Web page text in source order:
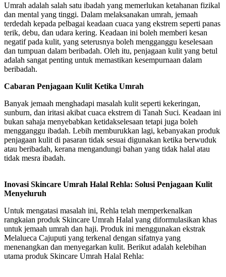
Umrah adalah salah satu ibadah yang memerlukan ketahanan fizikal
dan mental yang tinggi. Dalam melaksanakan umrah, jemaah
terdedah kepada pelbagai keadaan cuaca yang ekstrem seperti panas
terik, debu, dan udara kering. Keadaan ini boleh memberi kesan
negatif pada kulit, yang seterusnya boleh mengganggu keselesaan
dan tumpuan dalam beribadah. Oleh itu, penjagaan kulit yang betul
adalah sangat penting untuk memastikan kesempurnaan dalam
beribadah.
Cabaran Penjagaan Kulit Ketika Umrah
Banyak jemaah menghadapi masalah kulit seperti kekeringan,
sunburn, dan iritasi akibat cuaca ekstrem di Tanah Suci. Keadaan ini
bukan sahaja menyebabkan ketidakselesaan tetapi juga boleh
mengganggu ibadah. Lebih memburukkan lagi, kebanyakan produk
penjagaan kulit di pasaran tidak sesuai digunakan ketika berwuduk
atau beribadah, kerana mengandungi bahan yang tidak halal atau
tidak mesra ibadah.
Inovasi Skincare Umrah Halal Rehla: Solusi Penjagaan Kulit
Menyeluruh
Untuk mengatasi masalah ini, Rehla telah memperkenalkan
rangkaian produk Skincare Umrah Halal yang diformulasikan khas
untuk jemaah umrah dan haji. Produk ini menggunakan ekstrak
Melalueca Cajuputi yang terkenal dengan sifatnya yang
menenangkan dan menyegarkan kulit. Berikut adalah kelebihan
utama produk Skincare Umrah Halal Rehla: